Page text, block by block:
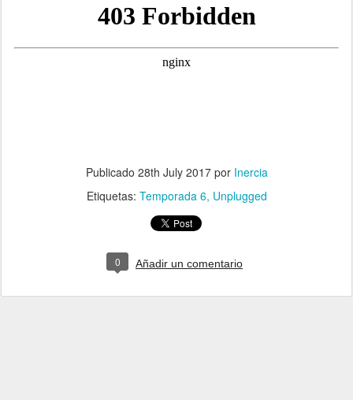
Publicado 28th July 2017por Inercia
Etiquetas: Temporada 6 Unplugged
0 Añadir un comentario